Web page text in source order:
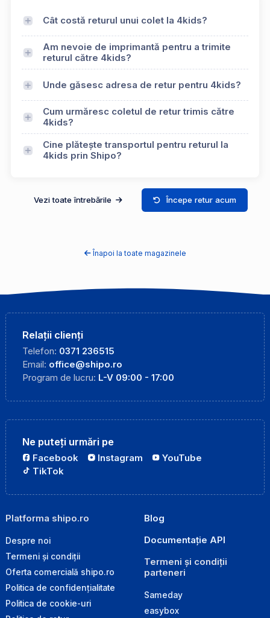
Cât costă returul unui colet la 4kids?
Am nevoie de imprimantă pentru a trimite
returul către 4kids?
Unde găsesc adresa de retur pentru 4kids?
Cum urmăresc coletul de retur trimis către
4kids?
Cine plătește transportul pentru returul la
4kids prin Shipo?
Vezi toate întrebările Începe retur acum
Înapoi la toate magazinele
Relații clienți
Telefon: 0371 236515
Email: office@shipo.ro
Program de lucru: L-V 09:00 - 17:00
Ne puteți urmări pe
Facebook Instagram
YouTube
TikTok
Platforma shipo.ro
Despre noi
Termeni și condiții
Oferta comercială shipo.ro
Politica de confidențialitate
Politica de cookie-uri
Blog
Documentație API
Termeni și condiții
parteneri
Sameday
easybox